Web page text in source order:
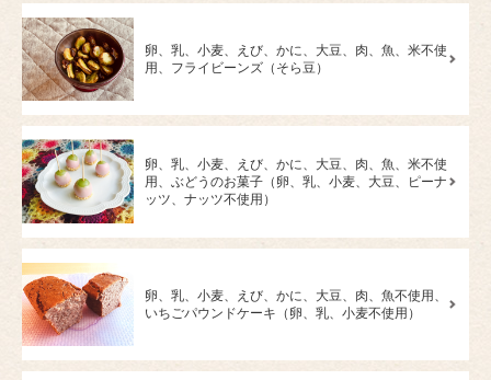
卵、乳、小麦、えび、かに、大豆、肉、魚、米不使
用、フライビーンズ（そら豆）
卵、乳、小麦、えび、かに、大豆、肉、魚、米不使
用、ぶどうのお菓子（卵、乳、小麦、大豆、ピーナ
ッツ、ナッツ不使用）
卵、乳、小麦、えび、かに、大豆、肉、魚不使用、
いちごパウンドケーキ（卵、乳、小麦不使用）